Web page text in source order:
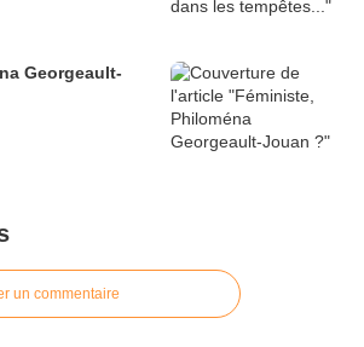
Georgeault-
un commentaire